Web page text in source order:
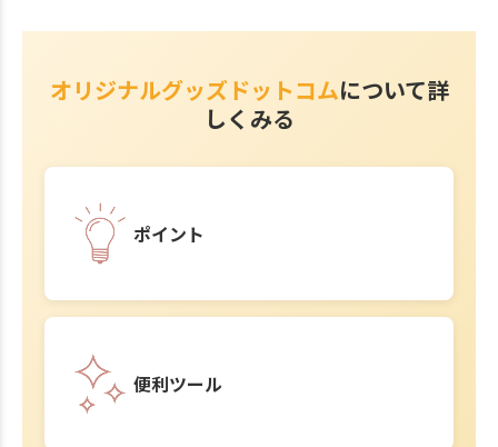
オリジナルグッズドットコムについて詳
しくみる
ポイント
便利ツール